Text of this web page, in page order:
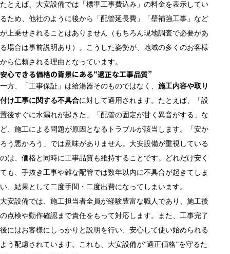
たとえば、大安設備では「標準工事費込み」の料金を表示してい
るため、他社のように後から「配管延長費」「壁補強工事」など
が上乗せされることはありません（もちろん現地調査で必要があ
る場合は事前説明あり）。こうした姿勢が、地域の多くのお客様
から信頼される理由となっています。
安心できる価格の背景にある“適正な工事品質”
一方、「工事保証」は給湯器そのものではなく、 施工内容や取り
付け工事に関する不具合に対して適用されます。たとえば、「設
置後すぐに水漏れが起きた」「配管の固定が甘く異音がする」な
ど、施工による問題が原因となるトラブルが該当します。「安か
ろう悪かろう」では意味がありません。大安設備が重視している
のは、価格と同時に工事品質も維持することです。どれだけ安く
ても、手抜き工事や雑な配管では数年以内に不具合が起きてしま
い、結果として二度手間・二度出費になってしまいます。
大安設備では、施工担当者全員が経験豊富な職人であり、施工後
の点検や動作確認まで責任をもって対応します。また、工事完了
後にはお客様にしっかりと説明を行い、安心して使い始められる
よう配慮されています。これも、大安設備が“適正価格”を守るた